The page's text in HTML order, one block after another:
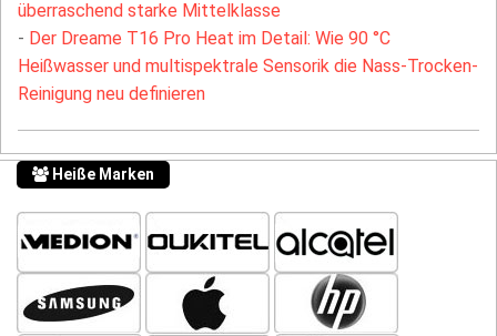
überraschend starke Mittelklasse
- Der Dreame T16 Pro Heat im Detail: Wie 90 °C
Heißwasser und multispektrale Sensorik die Nass-Trocken-
Reinigung neu definieren
Heiße Marken